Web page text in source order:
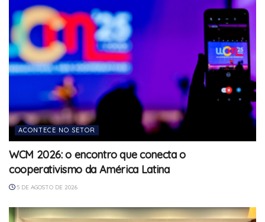
ACONTECE NO SETOR
WCM 2026: o encontro que conecta o
cooperativismo da América Latina
5 DE AGOSTO DE 2026